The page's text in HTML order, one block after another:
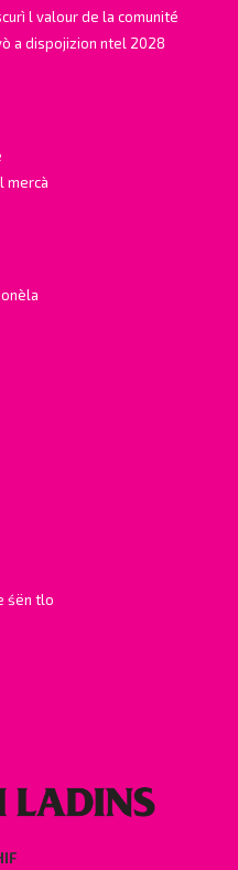
l valour de la comunité
a dispojizion ntel 2028
mercà
śën tlo